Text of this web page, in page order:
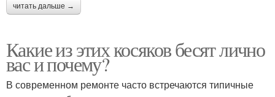
читать дальше →
Какие из этих косяков бесят лично
вас и почему?
В современном ремонте часто встречаются типичные